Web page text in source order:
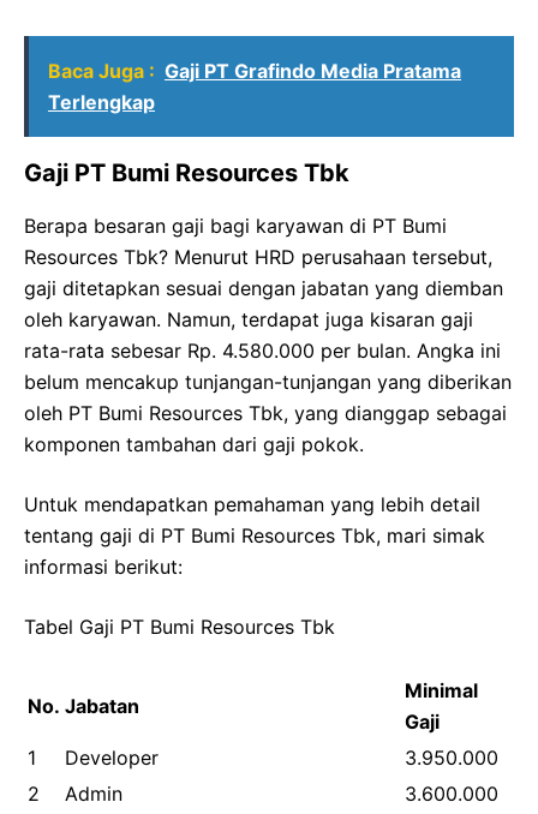
Baca Juga : Gaji PT Grafindo Media Pratama
Terlengkap
Gaji PT Bumi Resources Tbk
Berapa besaran gaji bagi karyawan di PT Bumi
Resources Tbk? Menurut HRD perusahaan tersebut,
gaji ditetapkan sesuai dengan jabatan yang diemban
oleh karyawan. Namun, terdapat juga kisaran gaji
rata-rata sebesar Rp. 4.580.000 per bulan. Angka ini
belum mencakup tunjangan-tunjangan yang diberikan
oleh PT Bumi Resources Tbk, yang dianggap sebagai
komponen tambahan dari gaji pokok.
Untuk mendapatkan pemahaman yang lebih detail
tentang gaji di PT Bumi Resources Tbk, mari simak
informasi berikut:
Tabel Gaji PT Bumi Resources Tbk
No. Jabatan
Minimal
Gaji
1
Developer
3.950.000
2
Admin
3.600.000